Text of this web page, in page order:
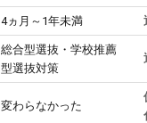
4ヵ月～1年未満
総合型選抜・学校推薦
型選抜対策
変わらなかった